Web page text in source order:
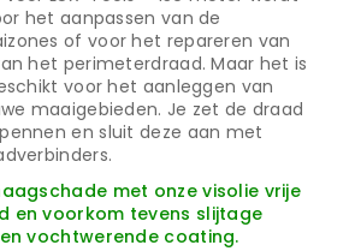
het aanpassen van de
of voor het repareren van
het perimeterdraad. Maar het is
voor het aanleggen van
maaigebieden. Je zet de draad
en sluit deze aan met
met onze visolie vrije
en voorkom tevens slijtage
vochtwerende coating.